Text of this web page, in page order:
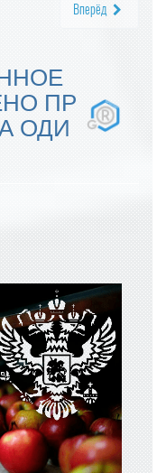
Вперёд
ПР
ОДИ